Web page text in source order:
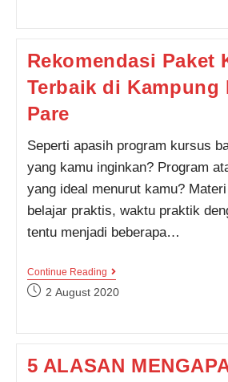
Terjangkau,
Di
Sini
Tempatnya!!!
Rekomendasi Paket
Terbaik di Kampung
Pare
Seperti apasih program kursus
yang kamu inginkan? Program
yang ideal menurut kamu?
belajar praktis, waktu praktik
tentu menjadi beberapa…
Continue ReadingRekomendasi
Kursus
Pare
Post2 August 2020
5 ALASAN